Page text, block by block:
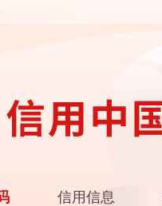
信用信息